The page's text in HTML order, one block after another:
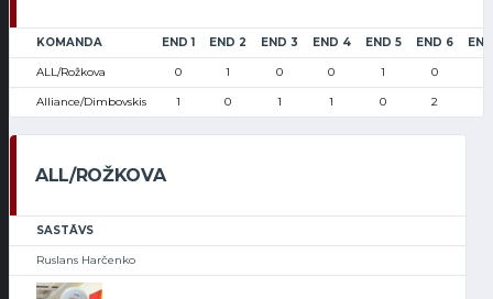
KOMANDA END 1 END 2 END 3 END 4 END 5 END 6
ALL/Rožkova 0 1 0 0 1 0
Alliance/Dimbovskis 1 0 1 1 0 2
ALL/ROŽKOVA
SASTĀVS
Ruslans Harčenko